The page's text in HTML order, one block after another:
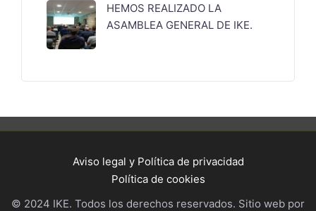
HEMOS REALIZADO LA
ASAMBLEA GENERAL DE IKE.
Aviso legal y Política de privacidad
Política de cookies
© 2024 IKE. Todos los derechos reservados. Sitio web por